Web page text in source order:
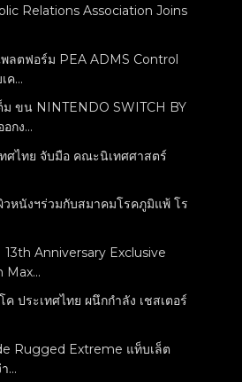
Relations Association Joins
พลตฟอร์ม PEA ADMS Control
ค...
ม ขน NINTENDO SWITCH BY
กง...
ทศไทย จับมือ คณะนิเทศศาสตร์
หนังฯร่วมกับสมาคมโรคภูมิแพ้ โร
13th Anniversary Exclusive
Max...
ประเทศไทย ผนึกกำลัง เชสเตอร์
Rugged Extreme แท็บเล็ต
...